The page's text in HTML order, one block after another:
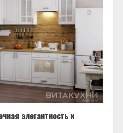
элегантность и